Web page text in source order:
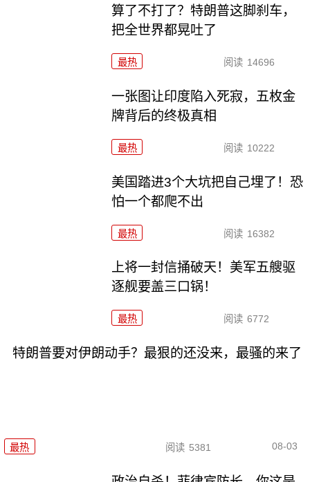
算了不打了？特朗普这脚刹车，
把全世界都晃吐了
最热 阅读 14696
一张图让印度陷入死寂，五枚金
牌背后的终极真相
最热 阅读 10222
美国踏进3个大坑把自己埋了！恐
怕一个都爬不出
最热 阅读 16382
上将一封信捅破天！美军五艘驱
逐舰要盖三口锅！
最热 阅读 6772
特朗普要对伊朗动手？最狠的还没来，最骚的来了
最热 阅读 5381 08-03